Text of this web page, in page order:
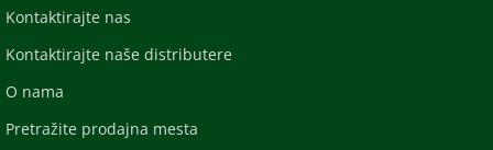
Kontaktirajte nas
Kontaktirajte naše distributere
O nama
Pretražite prodajna mesta